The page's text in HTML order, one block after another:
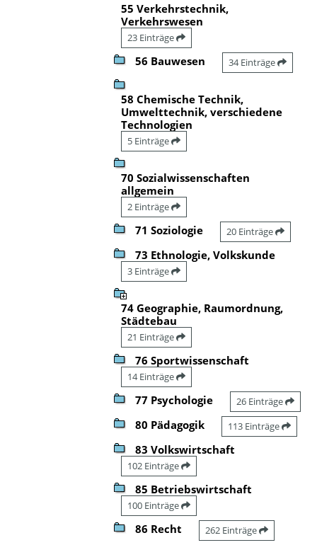
55 Verkehrstechnik,
Verkehrswesen
23 Einträge
56 Bauwesen 34 Einträge
58 Chemische Technik,
Umwelttechnik, verschiedene
Technologien
5 Einträge
70 Sozialwissenschaften
allgemein
2 Einträge
71 Soziologie 20 Einträge
73 Ethnologie, Volkskunde
3 Einträge
74 Geographie, Raumordnung,
Städtebau
21 Einträge
76 Sportwissenschaft
14 Einträge
77 Psychologie 26 Einträge
80 Pädagogik 113 Einträge
83 Volkswirtschaft
102 Einträge
85 Betriebswirtschaft
100 Einträge
86 Recht 262 Einträge